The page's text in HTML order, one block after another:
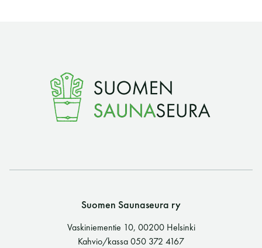
Suomen Saunaseura ry
Vaskiniementie 10, 00200 Helsinki
Kahvio/kassa 050 372 4167